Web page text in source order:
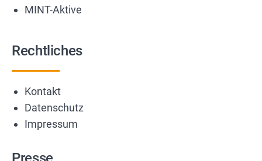
MINT-Aktive
Rechtliches
Kontakt
Datenschutz
Impressum